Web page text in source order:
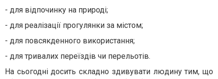
- для відпочинку на природі;
- для реалізації прогулянки за містом;
- для повсякденного використання;
- для тривалих переїздів чи перельотів.
На сьогодні досить складно здивувати людину тим, що